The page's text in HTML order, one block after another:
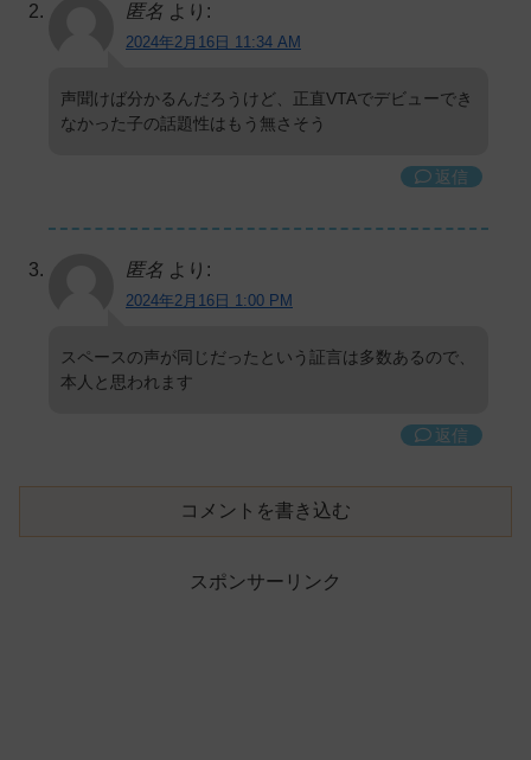
匿名 より:
2024年2月16日 11:34 AM
声聞けば分かるんだろうけど、正直VTAでデビューでき
なかった子の話題性はもう無さそう
返信
匿名 より:
2024年2月16日 1:00 PM
スペースの声が同じだったという証言は多数あるので、
本人と思われます
返信
コメントを書き込む
スポンサーリンク